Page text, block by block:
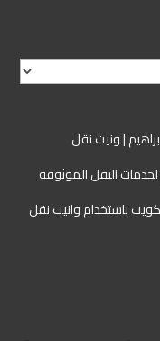
النقل الموثوقة
باستخدام وانيت نقل